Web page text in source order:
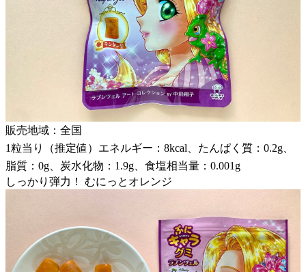
販売地域：全国
1粒当り（推定値）エネルギー：8kcal、たんぱく質：0.2g、
脂質：0g、炭水化物：1.9g、食塩相当量：0.001g
しっかり弾力！ むにっとオレンジ